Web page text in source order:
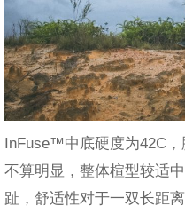
InFuse™中底硬度为42C
不算明显，整体楦型较适
趾，舒适性对于一双长距